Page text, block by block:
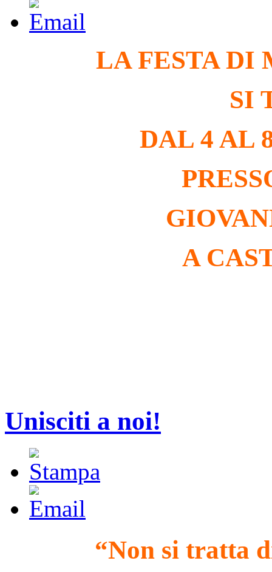
LA FESTA DI
SI
DAL 4 AL
A
Unisciti a noi!
“Non si tratta